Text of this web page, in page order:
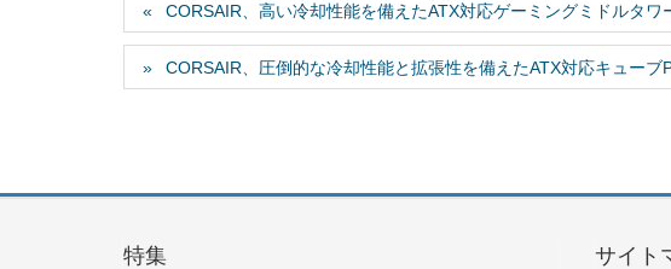
CORSAIR、高い冷却性能を備えたATX対応ゲーミングミドルタワ
CORSAIR、圧倒的な冷却性能と拡張性を備えたATX対応キューブ
特集 サイト